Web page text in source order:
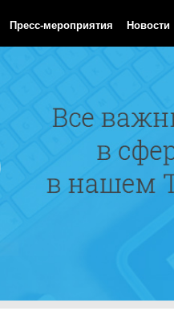
Пресс-мероприятия Новости